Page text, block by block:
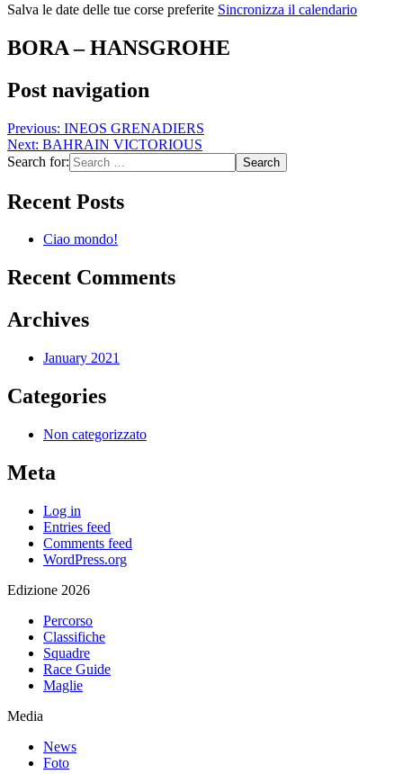
Salva le date delle tue corse preferite Sincronizza il calendario
BORA – HANSGROHE
Post navigation
Previous: INEOS GRENADIERS
Next: BAHRAIN VICTORIOUS
Search for:
Recent Posts
Ciao mondo!
Recent Comments
Archives
January 2021
Categories
Non categorizzato
Meta
Log in
Entries feed
Comments feed
WordPress.org
Edizione 2026
Percorso
Classifiche
Squadre
Race Guide
Maglie
Media
News
Foto